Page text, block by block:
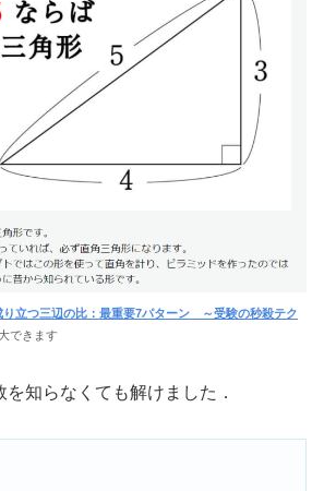
り立つ三辺の比：最重要7パターン ～受験の秒殺テク
できます
知らなくても解けました．